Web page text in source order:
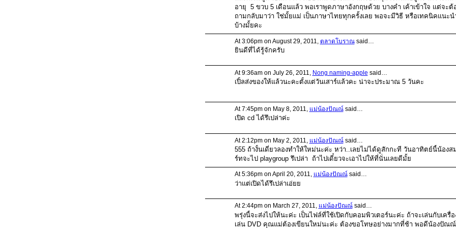
อายุ 5 ขวบ 5 เดือนแล้ว พอเราพูดภาษาอังกฤษด้วย บางคำ เค้าเข้าใจ แต่จะต้
ถามกลับมาว่า ใช่มั้ยแม่ เป็นภาษาไทยทุกครั้งเลย พอจะมีวิธี หรือเทคนิคแนะน
บ้างมั้ยคะ
At 3:06pm on August 29, 2011, ตลาดโบราณsaid…
ยินดีที่ได้รู้จักครับ
At 9:36am on July 26, 2011, Nong naming-apple said…
เปิ้ลส่งของให้แล้วนะคะตั้งแต่วันเสาร์แล้วคะ น่าจะประมาณ 5 วันคะ
At 7:45pm on May 8, 2011, แม่น้องปัณณ์said…
เปิด cd ได้รึเปล่าค่ะ
At 2:12pm on May 2, 2011, แม่น้องปัณณ์said…
555 ถ้างั้นเดี๋ยวลองทำให้ใหม่นะค่ะ หว่า..เลยไม่ได้ดูสักกะที วันอาทิตย์นี้น้องส
ร์ทจะไป playgroup รึเปล่า ถ้าไปเดี๋ยวจะเอาไปให้ที่นั่นเลยดีมั้ย
At 5:36pm on April 20, 2011, แม่น้องปัณณ์said…
ว่าแต่เปิดได้รึเปล่าเอ่ยย
At 2:44pm on March 27, 2011, แม่น้องปัณณ์said…
พรุ่งนี้จะส่งไปให้นะค่ะ เป็นไฟล์ที่ใช้เปิดกับคอมพิวเตอร์นะค่ะ ถ้าจะเล่นกับเครื่อ
เล่น DVD คุณแม่ต้องเขียนใหม่นะค่ะ ต้องขอโทษอย่างมากที่ช้า พอดีน้องปัณณ์